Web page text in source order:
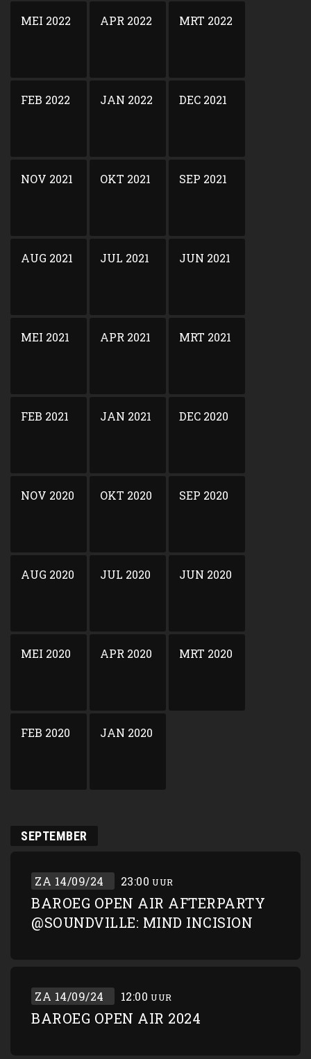
MEI 2022 APR 2022 MRT 2022
FEB 2022 JAN 2022 DEC 2021
NOV 2021 OKT 2021 SEP 2021
AUG 2021 JUL 2021 JUN 2021
MEI 2021 APR 2021 MRT 2021
FEB 2021 JAN 2021 DEC 2020
NOV 2020 OKT 2020 SEP 2020
AUG 2020 JUL 2020 JUN 2020
MEI 2020 APR 2020 MRT 2020
FEB 2020 JAN 2020
SEPTEMBER
ZA 14/09/24 23:00 UUR
BAROEG OPEN AIR AFTERPARTY
@SOUNDVILLE: MIND INCISION
ZA 14/09/24 12:00 UUR
BAROEG OPEN AIR 2024